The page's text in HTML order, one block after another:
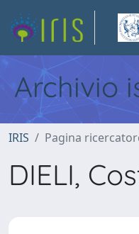
Archivio
IRIS Pagina
DIELI,